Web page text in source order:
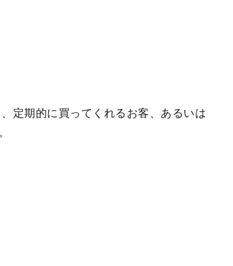
定期的に買ってくれるお客、あるいは